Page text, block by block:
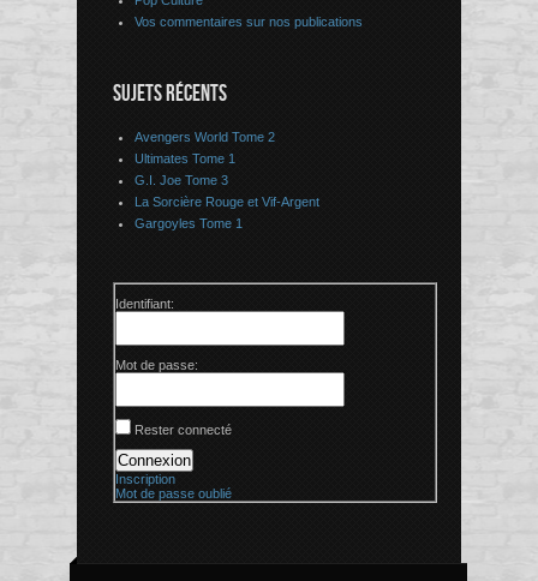
Vos commentaires sur nos publications
SUJETS RÉCENTS
Avengers World Tome 2
Ultimates Tome 1
G.I. Joe Tome 3
La Sorcière Rouge et Vif-Argent
Gargoyles Tome 1
Identifiant:
Mot de passe:
Rester connecté
Connexion
Inscription
Mot de passe oublié